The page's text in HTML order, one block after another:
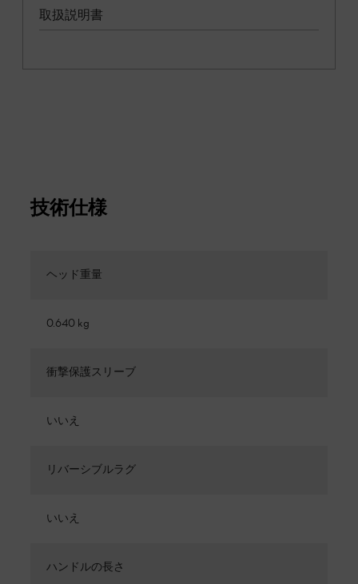
取扱説明書
技術仕様
ヘッド重量
0.640 kg
衝撃保護スリーブ
いいえ
リバーシブルラグ
いいえ
ハンドルの長さ